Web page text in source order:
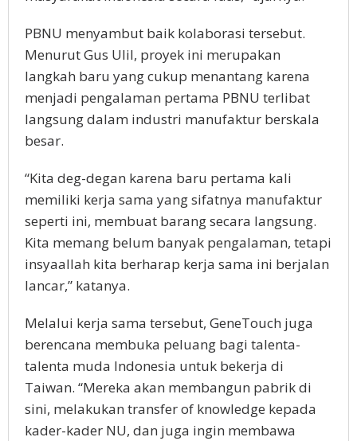
PBNU menyambut baik kolaborasi tersebut.
Menurut Gus Ulil, proyek ini merupakan
langkah baru yang cukup menantang karena
menjadi pengalaman pertama PBNU terlibat
langsung dalam industri manufaktur berskala
besar.
“Kita deg-degan karena baru pertama kali
memiliki kerja sama yang sifatnya manufaktur
seperti ini, membuat barang secara langsung.
Kita memang belum banyak pengalaman, tetapi
insyaallah kita berharap kerja sama ini berjalan
lancar,” katanya.
Melalui kerja sama tersebut, GeneTouch juga
berencana membuka peluang bagi talenta-
talenta muda Indonesia untuk bekerja di
Taiwan. “Mereka akan membangun pabrik di
sini, melakukan transfer of knowledge kepada
kader-kader NU, dan juga ingin membawa